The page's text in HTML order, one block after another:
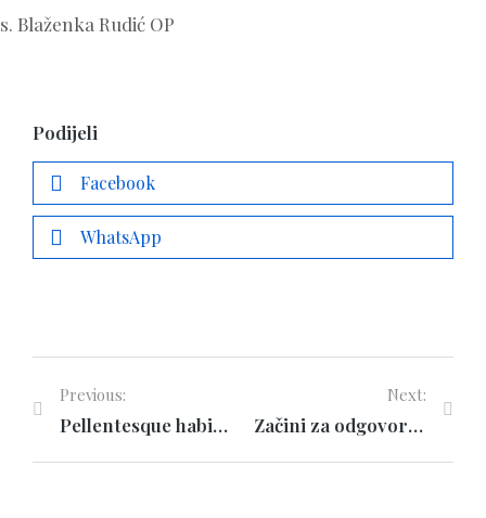
s. Blaženka Rudić OP
Podijeli
Facebook
WhatsApp
Previous:
Pellentesque habitant morbi tristique of 2023
Next:
Začini za odgovornost